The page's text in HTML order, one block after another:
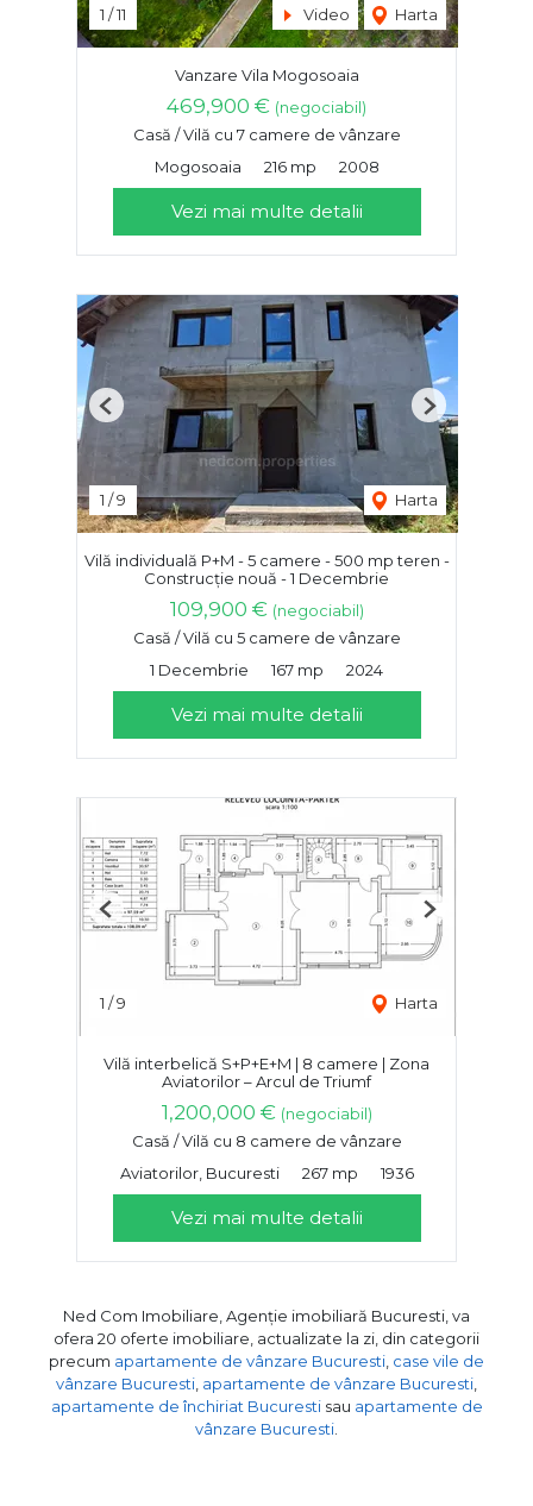
1 /11 Video Harta
Vanzare Vila Mogosoaia
469,900 € (negociabil)
Casă / Vilă cu 7 camere de vânzare
Mogosoaia
216 mp 2008
Vezi mai multe detalii
1 /9 Harta
Previous Next
Vilă individuală P+M - 5 camere - 500 mp teren -
Construcție nouă - 1 Decembrie
109,900 € (negociabil)
Casă / Vilă cu 5 camere de vânzare
1 Decembrie
167 mp 2024
Vezi mai multe detalii
1 /9 Harta
Previous Next
Vilă interbelică S+P+E+M | 8 camere | Zona
Aviatorilor – Arcul de Triumf
1,200,000 € (negociabil)
Casă / Vilă cu 8 camere de vânzare
Aviatorilor, Bucuresti
267 mp 1936
Vezi mai multe detalii
Ned Com Imobiliare, Agenție imobiliară Bucuresti, va
ofera 20 oferte imobiliare, actualizate la zi, din categorii
precum apartamente de vânzare Bucuresti case vile de
vânzare Bucuresti apartamente de vânzare Bucuresti
apartamente de închiriat Bucurestisau apartamente de
vânzare Bucuresti